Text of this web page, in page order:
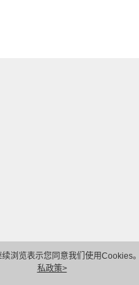
浏览表示您同意我们使用Cookies。
私政策>